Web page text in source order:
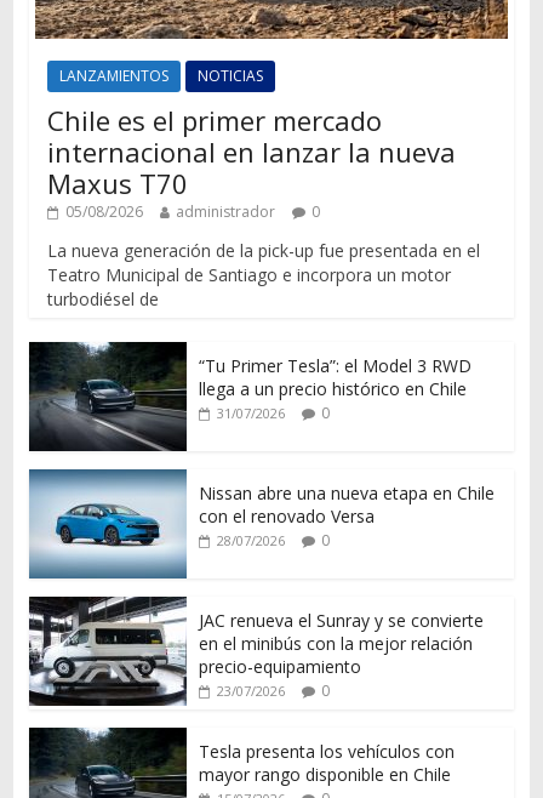
LANZAMIENTOS NOTICIAS
Chile es el primer mercado
internacional en lanzar la nueva
Maxus T70
05/08/2026 administrador 0
La nueva generación de la pick-up fue presentada en el
Teatro Municipal de Santiago e incorpora un motor
turbodiésel de
“Tu Primer Tesla”: el Model 3 RWD
llega a un precio histórico en Chile
31/07/2026 0
Nissan abre una nueva etapa en Chile
con el renovado Versa
28/07/2026 0
JAC renueva el Sunray y se convierte
en el minibús con la mejor relación
precio-equipamiento
23/07/2026 0
Tesla presenta los vehículos con
mayor rango disponible en Chile